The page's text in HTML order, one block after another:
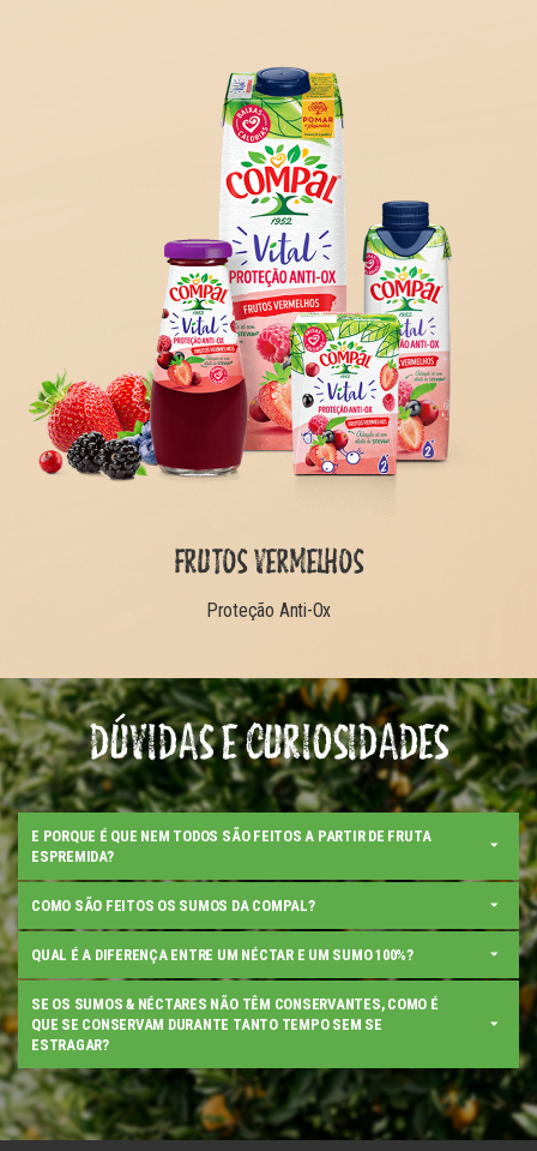
FRUTOS VERMELHOS
Proteção Anti-Ox
DÚVIDAS E CURIOSIDADES
E PORQUE É QUE NEM TODOS SÃO FEITOS A PARTIR DE FRUTA
ESPREMIDA?
COMO SÃO FEITOS OS SUMOS DA COMPAL?
QUAL É A DIFERENÇA ENTRE UM NÉCTAR E UM SUMO 100%?
SE OS SUMOS & NÉCTARES NÃO TÊM CONSERVANTES, COMO É
QUE SE CONSERVAM DURANTE TANTO TEMPO SEM SE
ESTRAGAR?